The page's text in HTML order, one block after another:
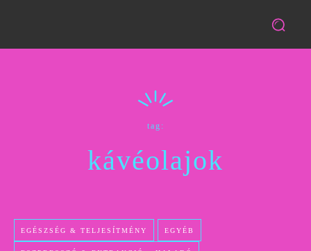
tag:
kávéolajok
EGÉSZSÉG & TELJESÍTMÉNY EGYÉB